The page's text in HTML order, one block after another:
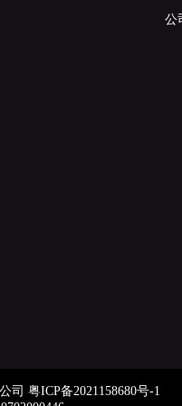
公
司 粤ICP备2021158680号-1